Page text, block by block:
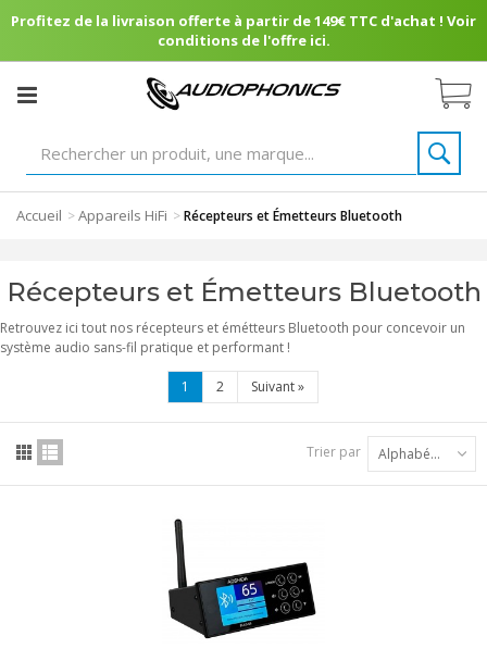
Profitez de la livraison offerte à partir de 149€ TTC d'achat ! Voir
conditions de l'offre ici.
Accueil >Appareils HiFi >Récepteurs et Émetteurs Bluetooth
Récepteurs et Émetteurs Bluetooth
Retrouvez ici tout nos récepteurs et émétteurs Bluetooth pour concevoir un
système audio sans-fil pratique et performant !
1 2 Suivant»
Trier par Alphabétique : A à Z